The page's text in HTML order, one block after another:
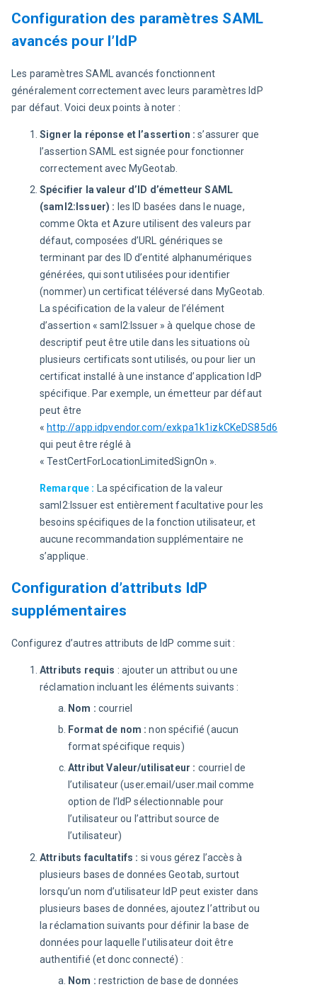
Configuration des paramètres SAML
avancés pour l’IdP
Les paramètres SAML avancés fonctionnent
généralement correctement avec leurs paramètres IdP
par défaut. Voici deux points à noter :
Signer la réponse et l’assertion : s’assurer que
l’assertion SAML est signée pour fonctionner
correctement avec MyGeotab.
Spécifier la valeur d’ID d’émetteur SAML
(saml2:Issuer) : les ID basées dans le nuage,
comme Okta et Azure utilisent des valeurs par
défaut, composées d’URL génériques se
terminant par des ID d’entité alphanumériques
générées, qui sont utilisées pour identifier
(nommer) un certificat téléversé dans MyGeotab.
La spécification de la valeur de l’élément
d’assertion « saml2:Issuer » à quelque chose de
descriptif peut être utile dans les situations où
plusieurs certificats sont utilisés, ou pour lier un
certificat installé à une instance d’application IdP
spécifique. Par exemple, un émetteur par défaut
peut être
« http://app.idpvendor.com/exkpa1k1izkCKeDS85d6
qui peut être réglé à
« TestCertForLocationLimitedSignOn ».
Remarque : La spécification de la valeur
saml2:Issuer est entièrement facultative pour les
besoins spécifiques de la fonction utilisateur, et
aucune recommandation supplémentaire ne
s’applique.
Configuration d’attributs IdP
supplémentaires
Configurez d’autres attributs de IdP comme suit :
Attributs requis : ajouter un attribut ou une
réclamation incluant les éléments suivants :
Nom : courriel
Format de nom : non spécifié (aucun
format spécifique requis)
Attribut Valeur/utilisateur : courriel de
l’utilisateur (user.email/user.mail comme
option de l’IdP sélectionnable pour
l’utilisateur ou l’attribut source de
l’utilisateur)
Attributs facultatifs : si vous gérez l’accès à
plusieurs bases de données Geotab, surtout
lorsqu’un nom d’utilisateur IdP peut exister dans
plusieurs bases de données, ajoutez l’attribut ou
la réclamation suivants pour définir la base de
données pour laquelle l’utilisateur doit être
authentifié (et donc connecté) :
Nom : restriction de base de données